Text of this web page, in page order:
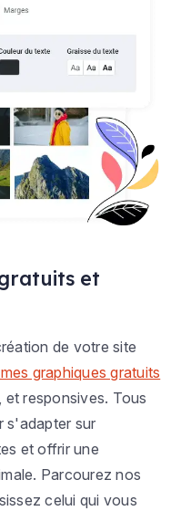
et
de votre site
graphiques gratuits
et responsives. Tous
s'adapter sur
et offrir une
Parcourez nos
celui qui vous